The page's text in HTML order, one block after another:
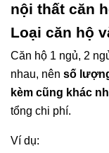
nội thất căn
Loại căn hộ
Căn hộ 1 ngủ, 2
nhau, nên số
kèm cũng khác
tổng chi phí.
Ví dụ: